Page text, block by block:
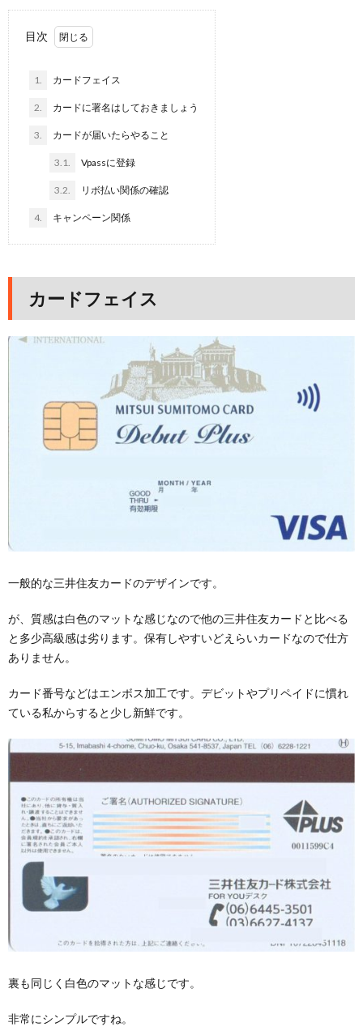
目次
1. カードフェイス
2. カードに署名はしておきましょう
3. カードが届いたらやること
3.1. Vpassに登録
3.2. リボ払い関係の確認
4. キャンペーン関係
カードフェイス
一般的な三井住友カードのデザインです。
が、質感は白色のマットな感じなので他の三井住友カードと比べる
と多少高級感は劣ります。保有しやすいどえらいカードなので仕方
ありません。
カード番号などはエンボス加工です。デビットやプリペイドに慣れ
ている私からすると少し新鮮です。
裏も同じく白色のマットな感じです。
非常にシンプルですね。